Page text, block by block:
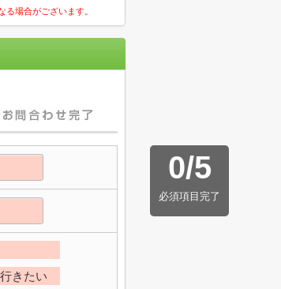
場合がございます。
0/5
必須項目完了
きたい